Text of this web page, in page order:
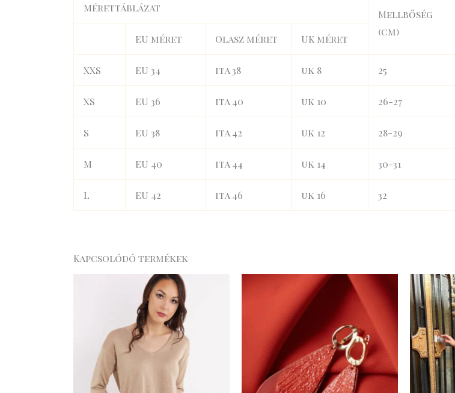
Mérettáblázat
Mellbőség
(cm)
EU méret Olasz méret UK méret
XXS EU 34 ita 38 uk 8 25
XS EU 36 ita 40 uk 10 26-27
S EU 38 ita 42 uk 12 28-29
M EU 40 ita 44 uk 14 30-31
L EU 42 ita 46 uk 16 32
Kapcsolódó termékek
Original
price
was:
16
.990 Ft.